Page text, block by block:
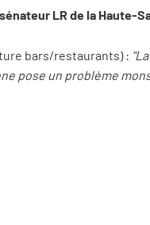
LR de la Haute-
bars/restaurants) :
pose un problème